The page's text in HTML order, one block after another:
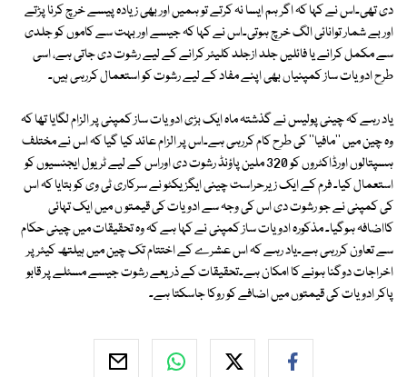
دی تھی۔اس نے کہا کہ اگر ہم ایسا نہ کرتے تو ہمیں اور بھی زیادہ پیسے خرچ کرنا پڑتے
اور بے شمار توانائی الگ خرچ ہوتی۔اس نے کہا کہ جیسے اور بہت سے کاموں کو جلدی
سے مکمل کرانے یا فائلیں جلد ازجلد کلیئر کرانے کے لیے رشوت دی جاتی ہے، اسی
طرح ادویات ساز کمپنیاں بھی اپنے مفاد کے لیے رشوت کو استعمال کررہی ہیں۔
یاد رہے کہ چینی پولیس نے گذشتہ ماہ ایک بڑی ادویات ساز کمپنی پر الزام لگایا تھا کہ
وہ چین میں ''مافیا'' کی طرح کام کررہی ہے۔اس پر الزام عائد کیا گیا کہ اس نے مختلف
ہسپتالوں اورڈاکٹروں کو 320 ملین پاؤنڈ رشوت دی اوراس کے لیے ٹریول ایجنسیوں کو
استعمال کیا۔ فرم کے ایک زیرحراست چینی ایگزیکٹو نے سرکاری ٹی وی کو بتایا کہ اس
کی کمپنی نے جو رشوت دی اس کی وجہ سے ادویات کی قیمتو ں میں ایک تہائی
کااضافہ ہوگیا۔ مذکورہ ادویات ساز کمپنی نے کہا ہے کہ وہ تحقیقات میں چینی حکام
سے تعاون کررہی ہے۔یاد رہے کہ اس عشرے کے اختتام تک چین میں ہیلتھ کیئر پر
اخراجات دوگنا ہونے کا امکان ہے۔تحقیقات کے ذریعے رشوت جیسے مسئلے پر قابو
پاکر ادویات کی قیمتوں میں اضافے کو روکا جاسکتا ہے۔